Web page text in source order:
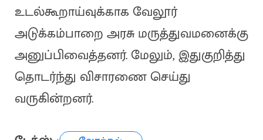
உடல்கூறாய்வுக்காக வேலூர்
அடுக்கம்பாறை அரசு மருத்துவமனைக்கு
அனுப்பிவைத்தனர். மேலும், இதுகுறித்து
தொடர்ந்து விசாரணை செய்து
வருகின்றனர்.